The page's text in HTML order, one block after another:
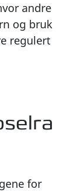
andre
og bruk
regulert
for